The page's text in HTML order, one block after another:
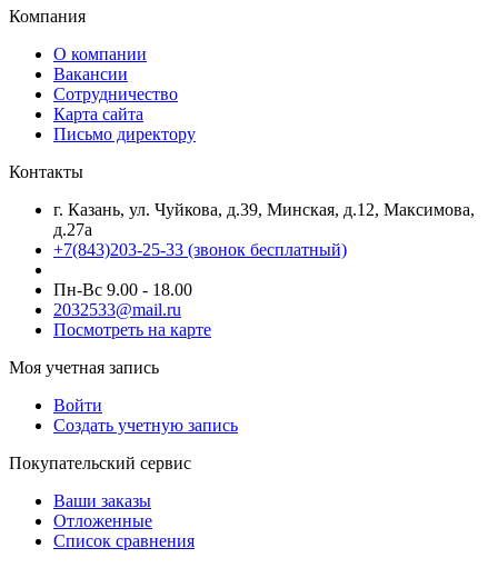
Компания
О компании
Вакансии
Сотрудничество
Карта сайта
Письмо директору
Контакты
г. Казань, ул. Чуйкова, д.39, Минская, д.12, Максимова,
д.27а
+7(843)203-25-33 (звонок бесплатный)
Пн-Вс 9.00 - 18.00
2032533@mail.ru
Посмотреть на карте
Моя учетная запись
Войти
Создать учетную запись
Покупательский сервис
Ваши заказы
Отложенные
Список сравнения